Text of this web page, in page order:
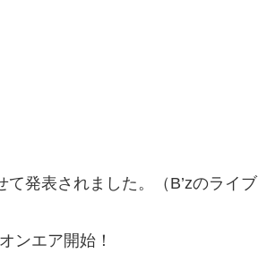
発表されました。（B’zのライブ
ンエア開始！